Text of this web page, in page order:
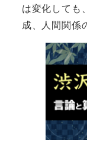
は変化しても
成、人間関係